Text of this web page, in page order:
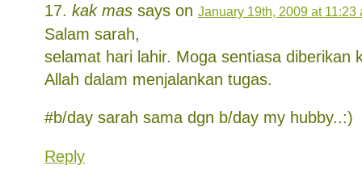
kak mas says on January 19th, 2009 at 11:23
Salam sarah,
selamat hari lahir. Moga sentiasa diberikan
Allah dalam menjalankan tugas.
#b/day sarah sama dgn b/day my hubby..:)
Reply